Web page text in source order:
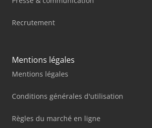
Recrutement
Mentions légales
Mentions légales
Conditions générales d'utilisation
Règles du marché en ligne